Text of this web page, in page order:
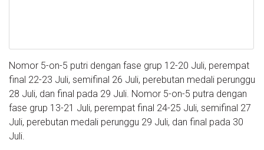
Nomor 5-on-5 putri dengan fase grup 12-20 Juli, perempat
final 22-23 Juli, semifinal 26 Juli, perebutan medali perunggu
28 Juli, dan final pada 29 Juli. Nomor 5-on-5 putra dengan
fase grup 13-21 Juli, perempat final 24-25 Juli, semifinal 27
Juli, perebutan medali perunggu 29 Juli, dan final pada 30
Juli.